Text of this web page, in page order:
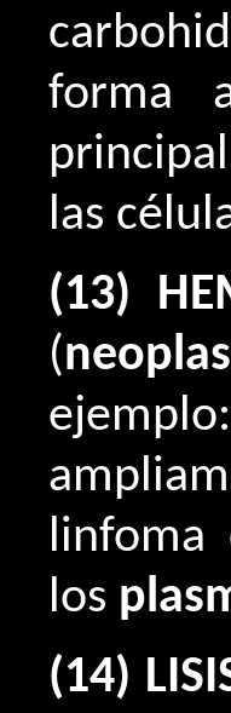
forma
las
(13)
(
linfoma
los
(14)